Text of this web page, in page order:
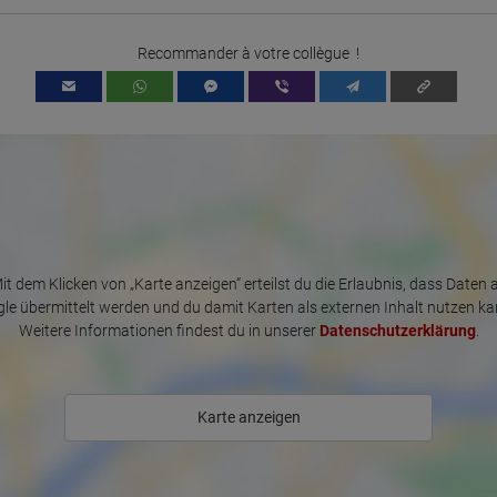
Recommander à votre collègue !
dem Klicken von „Karte anzeigen“ erteilst du die Erlaubnis, dass Daten
übermittelt werden und du damit Karten als externen Inhalt nutzen
Weitere Informationen findest du in unserer Datenschutzerklärung.
Karte anzeigen